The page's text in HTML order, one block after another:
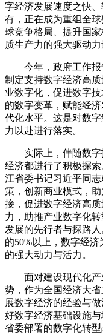
字经济发展速度之快
有，正在成为重组全
球竞争格局、提升国
质生产力的强大驱动力
今年，政府工作报
制定支持数字经济高
业数字化，促进数字
的数字变革，赋能经
代化水平。这是对数
力以赴进行落实。
实际上，伴随数字
经济都进行了积极探
江省委书记习近平同
策，创新商业模式，
接，促进数字经济高
力，助推产业数字化
发展的先行者与探路
的50%以上，数字经
的强大动力与活力。
面对建设现代化产
势，作为全国经济大
展数字经济的经验与
好数字经济基础设施
省委部署的数字化转